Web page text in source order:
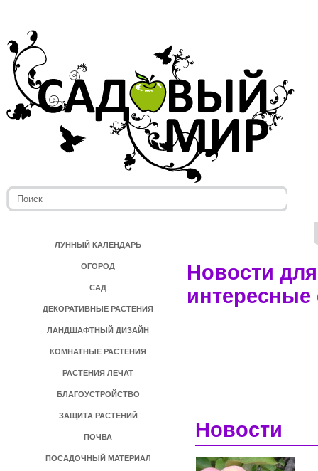
ЛУННЫЙ КАЛЕНДАРЬ
ОГОРОД
САД
ДЕКОРАТИВНЫЕ РАСТЕНИЯ
ЛАНДШАФТНЫЙ ДИЗАЙН
КОМНАТНЫЕ РАСТЕНИЯ
РАСТЕНИЯ ЛЕЧАТ
БЛАГОУСТРОЙСТВО
ЗАЩИТА РАСТЕНИЙ
ПОЧВА
ПОСАДОЧНЫЙ МАТЕРИАЛ
Новости
Новости